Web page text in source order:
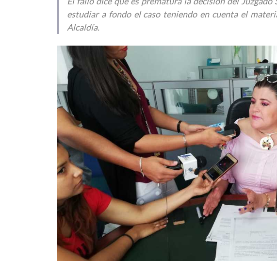
estudiar a fondo el caso teniendo en cuenta el
Alcaldía.